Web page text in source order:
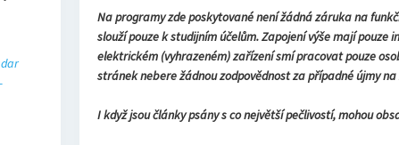
Na programy zde poskytované není žádná záruka na
slouží pouze k studijním účelům. Zapojení výše mají
elektrickém (vyhrazeném) zařízení smí pracovat pouze
stránek nebere žádnou zodpovědnost za případné újmy
I když jsou články psány s co největší pečlivostí, mohou